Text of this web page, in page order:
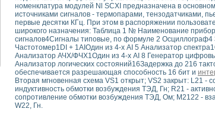
комплекс на базе LabVIEW для исследования
и оптимизации тепловой обработки биопродуктов с
функциональных возможностей алгоритма
экономичного виртуального полярографа на основе
макрочастиц в упорядоченных плазменно-пылевых
диагностики крови
дисперсных продуктов при обработке возмущениями
сверхпроводящим соленоидом с биквадрантным
экспериментальной физики на примере выдающихся
осадка в реальном времени
номенклатура модулей Nl SCXI предназначена в
источниками сигналов - термопарами, тензодатчиками,
первые десятки КГц. При этом в распоряжении
широкого назначения: Таблица 1 № Наименование
сигналов4Сигналы типовые, по формуле 2
Частотомер1DI + 1AIОдин из 4-х AI 5 Анализатор
Анализатор АЧХ/ФЧХ1Один из 4-х AI 8 Генератор
Анализатор логических состояний16Задержка до 216
обеспечивается разрешающая способность 16 бит и
Вторая мгновенная схема VS1 открыт; VS2 закрыт: L21 -
индуктивность обмотки возбуждения ТЭД, Гн; R21 -
сопротивление обмотки возбуждения ТЭД, Ом; М2122 -
W22, Гн.